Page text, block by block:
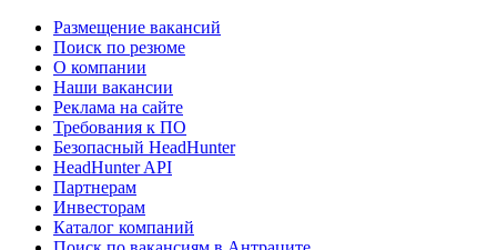
Размещение вакансий
Поиск по резюме
О компании
Наши вакансии
Реклама на сайте
Требования к ПО
Безопасный HeadHunter
HeadHunter API
Партнерам
Инвесторам
Каталог компаний